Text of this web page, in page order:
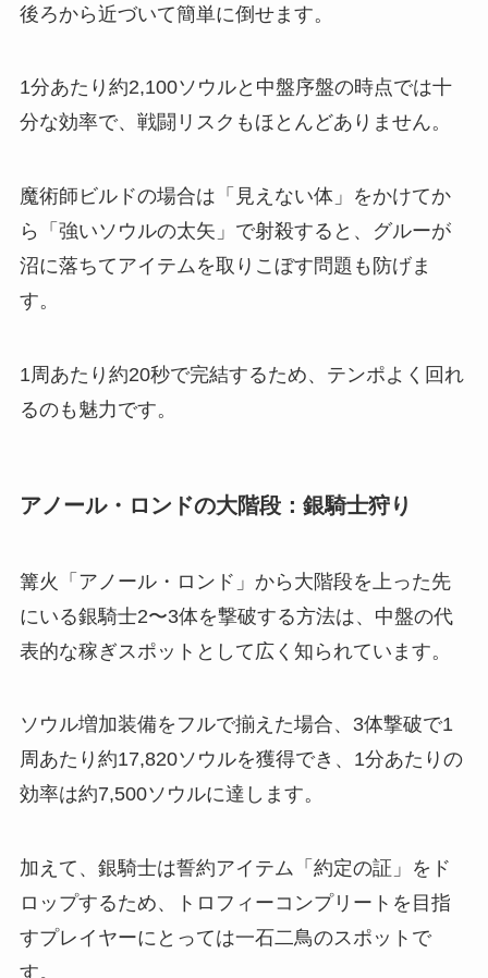
後ろから近づいて簡単に倒せます。
1分あたり約2,100ソウルと中盤序盤の時点では十
分な効率で、戦闘リスクもほとんどありません。
魔術師ビルドの場合は「見えない体」をかけてか
ら「強いソウルの太矢」で射殺すると、グルーが
沼に落ちてアイテムを取りこぼす問題も防げま
す。
1周あたり約20秒で完結するため、テンポよく回れ
るのも魅力です。
アノール・ロンドの大階段：銀騎士狩り
篝火「アノール・ロンド」から大階段を上った先
にいる銀騎士2〜3体を撃破する方法は、中盤の代
表的な稼ぎスポットとして広く知られています。
ソウル増加装備をフルで揃えた場合、3体撃破で1
周あたり約17,820ソウルを獲得でき、1分あたりの
効率は約7,500ソウルに達します。
加えて、銀騎士は誓約アイテム「約定の証」をド
ロップするため、トロフィーコンプリートを目指
すプレイヤーにとっては一石二鳥のスポットで
す。